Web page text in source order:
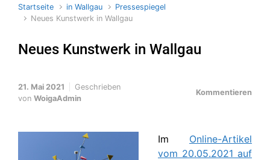
Startseite in Wallgau
Pressespiegel
Neues Kunstwerk in Wallgau
Neues Kunstwerk in Wallgau
21. Mai 2021
Geschrieben
von WoigaAdmin
Kommentieren
Im Online-Artikel
vom 20.05.2021 auf